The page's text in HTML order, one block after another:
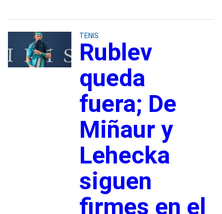
TENIS
Rublev
queda
fuera; De
Miñaur y
Lehecka
siguen
firmes en el